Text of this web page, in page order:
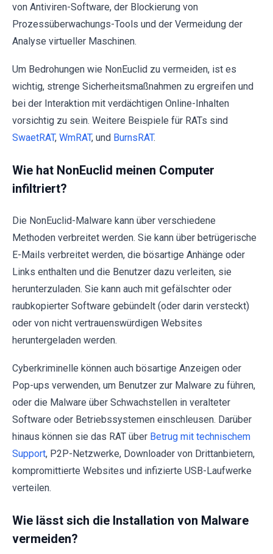
von Antiviren-Software, der Blockierung von
Prozessüberwachungs-Tools und der Vermeidung der
Analyse virtueller Maschinen.
Um Bedrohungen wie NonEuclid zu vermeiden, ist es
wichtig, strenge Sicherheitsmaßnahmen zu ergreifen und
bei der Interaktion mit verdächtigen Online-Inhalten
vorsichtig zu sein. Weitere Beispiele für RATs sind
SwaetRAT, WmRAT, und BurnsRAT.
Wie hat NonEuclid meinen Computer
infiltriert?
Die NonEuclid-Malware kann über verschiedene
Methoden verbreitet werden. Sie kann über betrügerische
E-Mails verbreitet werden, die bösartige Anhänge oder
Links enthalten und die Benutzer dazu verleiten, sie
herunterzuladen. Sie kann auch mit gefälschter oder
raubkopierter Software gebündelt (oder darin versteckt)
oder von nicht vertrauenswürdigen Websites
heruntergeladen werden.
Cyberkriminelle können auch bösartige Anzeigen oder
Pop-ups verwenden, um Benutzer zur Malware zu führen,
oder die Malware über Schwachstellen in veralteter
Software oder Betriebssystemen einschleusen. Darüber
hinaus können sie das RAT über Betrug mit technischem
Support, P2P-Netzwerke, Downloader von Drittanbietern,
kompromittierte Websites und infizierte USB-Laufwerke
verteilen.
Wie lässt sich die Installation von Malware
vermeiden?